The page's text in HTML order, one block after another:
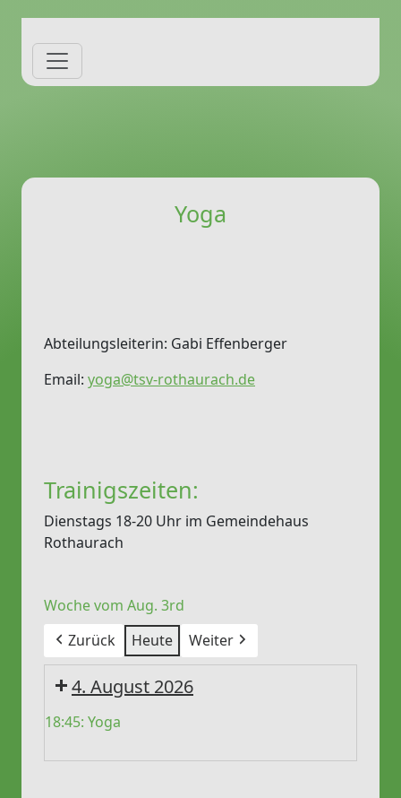
Yoga
Abteilungsleiterin: Gabi Effenberger
Email: yoga@tsv-rothaurach.de
Trainigszeiten:
Dienstags 18-20 Uhr im Gemeindehaus
Rothaurach
Woche vom Aug. 3rd
Zurück
Heute Weiter
4. August 2026
18:45: Yoga